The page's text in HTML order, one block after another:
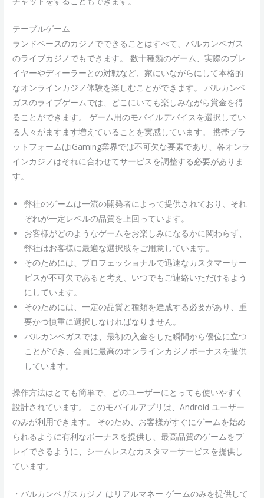
テーブルゲーム
ランドベースのカジノでできることはすべて、バルカンベガス
のライブカジノでもできます。 数十種類のゲーム、実際のプレ
イヤーやディーラーとの対戦など、家にいながらにして本格的
なオンラインカジノ体験を楽しむことができます。 バルカンベ
ガスのライブゲームでは、どこにいても楽しみながら賞金を得
ることができます。 ゲーム用のモバイルデバイスを選択してい
る人々がますます増えていることを実感しています。 携帯プラ
ットフォームはiGaming業界では不可欠な要素であり、各オンラ
インカジノはそれに合わせてサービスを調整する必要がありま
す。
弊社のゲームは一流の開発者によって提供されており、それ
ぞれが一定レベルの品質を上回っています。
お客様がどのようなゲームをお楽しみになるかに関わらず、
弊社はお客様に最適な選択肢をご用意しています。
そのためには、プロフェッショナルで迅速なカスタマーサー
ビスが不可欠であると考え、いつでもご連絡いただけるよう
にしています。
そのためには、一定の品質と種類を達成する必要があり、重
要かつ慎重に選択しなければなりません。
バルカンベガスでは、最初の入金をした瞬間から優位に立つ
ことができ、会員に最高のオンラインカジノボーナスを提供
しています。
操作方法はとても簡単で、どのユーザーにとっても使いやすく
設計されています。 このモバイルアプリは、Android ユーザー
のみが利用できます。 そのため、お客様がすぐにゲームを始め
られるように有利なボーナスを提供し、最高品質のゲームをプ
レイできるように、シームレスなカスタマーサービスを提供し
ています。
・バルカンベガスカジノ はリアルマネー ゲームのみを提供して